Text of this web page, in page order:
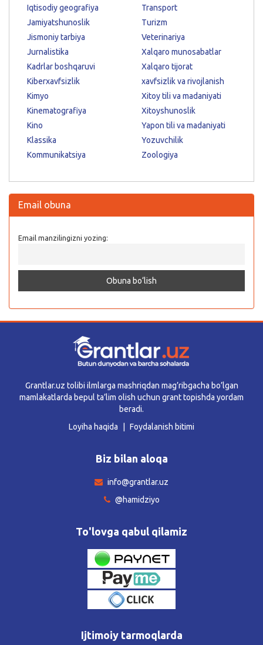
Iqtisodiy geografiya
Jamiyatshunoslik
Jismoniy tarbiya
Jurnalistika
Kadrlar boshqaruvi
Kiberxavfsizlik
Kimyo
Kinematografiya
Kino
Klassika
Kommunikatsiya
Transport
Turizm
Veterinariya
Xalqaro munosabatlar
Xalqaro tijorat
xavfsizlik va rivojlanish
Xitoy tili va madaniyati
Xitoyshunoslik
Yapon tili va madaniyati
Yozuvchilik
Zoologiya
Email obuna
Email manzilingizni yozing:
Grantlar.uz tolibi ilmlarga mashriqdan mag’ribgacha bo’lgan
mamlakatlarda bepul ta’lim olish uchun grant topishda yordam
beradi.
Loyiha haqida
Foydalanish bitimi
Biz bilan aloqa
info@grantlar.uz
@hamidziyo
To'lovga qabul qilamiz
Ijtimoiy tarmoqlarda